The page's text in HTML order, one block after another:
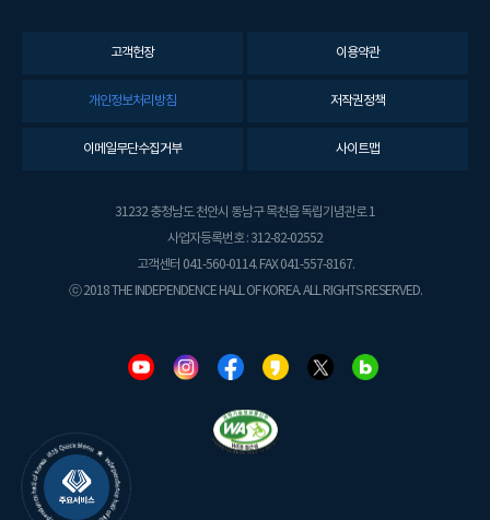
고객헌장 이용약관
개인정보처리방침 저작권정책
이메일무단수집거부 사이트맵
31232 충청남도 천안시 동남구 목천읍 독립기념관로 1
사업자등록번호 : 312-82-02552
고객센터 041-560-0114. FAX 041-557-8167.
ⓒ 2018 THE INDEPENDENCE HALL OF KOREA. ALL RIGHTS RESERVED.